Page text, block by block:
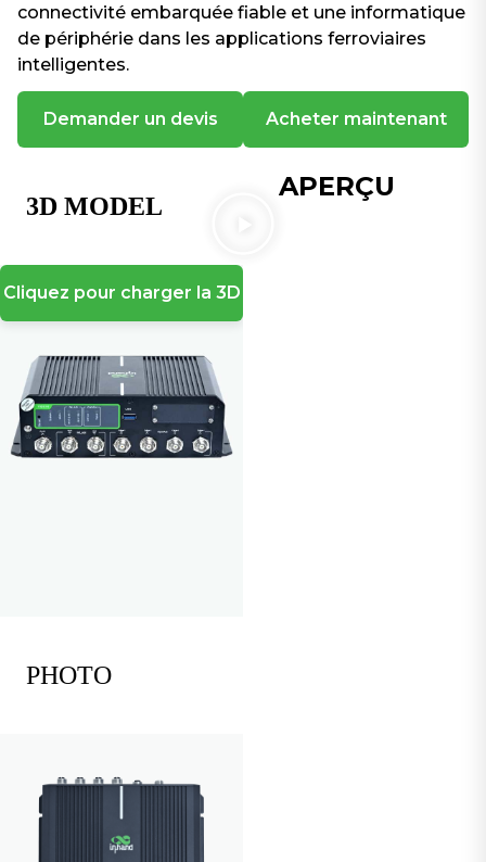
connectivité embarquée fiable et une informatique
de périphérie dans les applications ferroviaires
intelligentes.
Demander un devis Acheter maintenant
PHOTO
Cliquez pour charger la 3D
APERÇU